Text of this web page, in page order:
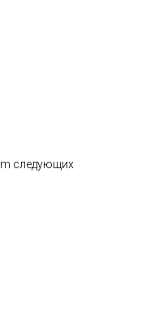
следующих